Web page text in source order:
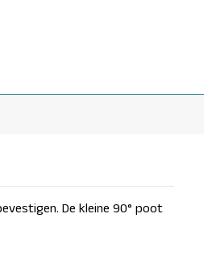
De kleine 90° poot